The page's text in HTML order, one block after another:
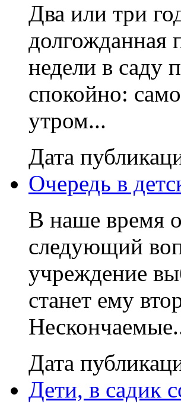
Два или три
долгожданная
недели в саду
спокойно:
утром...
Дата
Очередь в
В наше время
следующий
учреждение
станет ему
Дата
Дети, в садик